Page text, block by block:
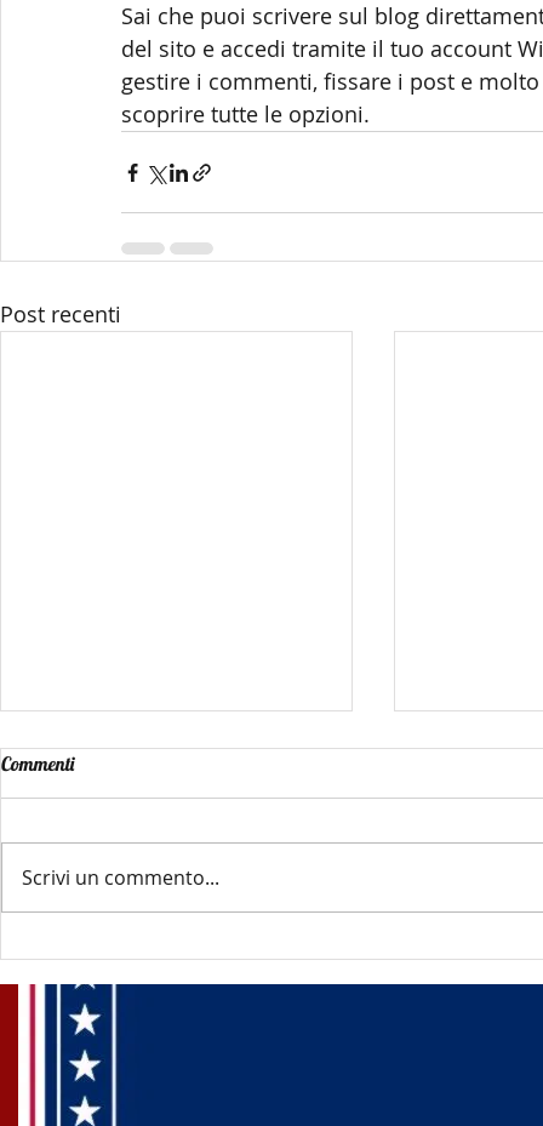
Sai che puoi scrivere sul blog
del sito e accedi tramite il tuo account
gestire i commenti, fissare i post e
scoprire tutte le opzioni.
Post recenti
Commenti
Scrivi un commento...